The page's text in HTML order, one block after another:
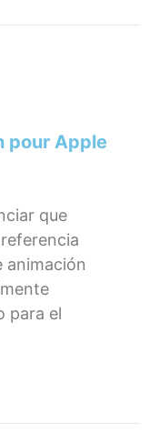
pour Apple
que
animación
para el